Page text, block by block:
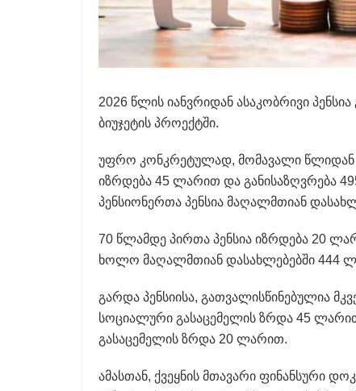
2026 წლის იანვრიდან ასაკობრივი
ბიუჯეტის პროექტში.
უფრო კონკრეტულად, მომავალი წლიდან
იზრდება 45 ლარით და განისაზღვრება
პენსიონერთა პენსია მაღალმთიან
70 წლამდე პირთა პენსია იზრდება 20
ხოლო მაღალმთიან დასახლებებში 444
გარდა პენსიისა, გათვალისწინებულია
სოციალური გასაცემელის ზრდა 45
გასაცემელის ზრდა 20 ლარით.
ამასთან, ქვეყნის მთავარი ფინანსური